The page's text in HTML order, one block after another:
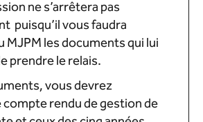
ne s’arrêtera pas
puisqu’il vous faudra
les documents qui lui
prendre le relais.
vous devrez
rendu de gestion de